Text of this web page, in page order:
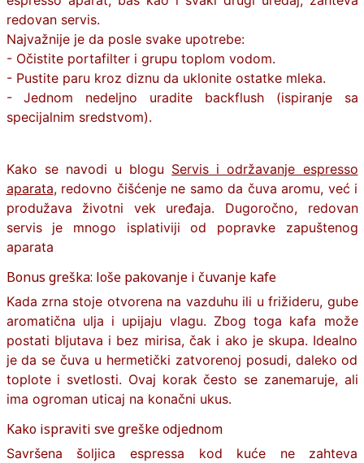
redovan servis.
Najvažnije je da posle svake upotrebe:
- Očistite portafilter i grupu toplom vodom.
- Pustite paru kroz diznu da uklonite ostatke mleka.
- Jednom nedeljno uradite backflush (ispiranje sa
specijalnim sredstvom).
Kako se navodi u blogu Servis i održavanje espresso
aparata, redovno čišćenje ne samo da čuva aromu, već i
produžava životni vek uređaja. Dugoročno, redovan
servis je mnogo isplativiji od popravke zapuštenog
aparata
Bonus greška: loše pakovanje i čuvanje kafe
Kada zrna stoje otvorena na vazduhu ili u frižideru, gube
aromatična ulja i upijaju vlagu. Zbog toga kafa može
postati bljutava i bez mirisa, čak i ako je skupa. Idealno
je da se čuva u hermetički zatvorenoj posudi, daleko od
toplote i svetlosti. Ovaj korak često se zanemaruje, ali
ima ogroman uticaj na konačni ukus.
Kako ispraviti sve greške odjednom
Savršena šoljica espressa kod kuće ne zahteva